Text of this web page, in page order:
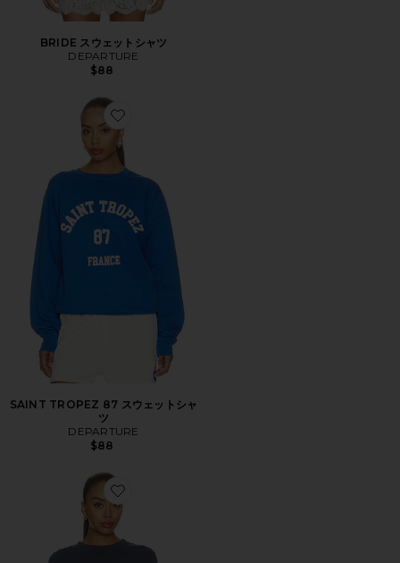
BRIDE スウェットシャツ
DEPARTURE
$88
Favorite SAINT TROPEZ 87 スウェットシャツ
SAINT TROPEZ 87 スウェットシャ
ツ
DEPARTURE
$88